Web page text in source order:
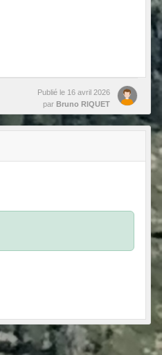
Publié le 16 avril 2026
par Bruno RIQUET